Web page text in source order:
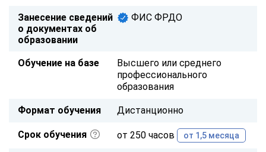
Занесение сведений
о документах об
образовании
ФИС ФРДО
Обучение на базе
Высшего или среднего
профессионального
образования
Формат обучения Дистанционно
Срок обучения от 250 часов от 1,5 месяца